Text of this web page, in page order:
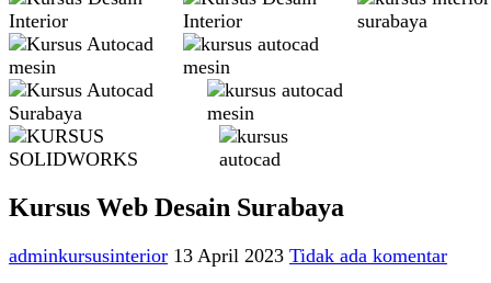
Kursus Web Desain Surabaya
adminkursusinterior 13 April 2023 Tidak ada komentar